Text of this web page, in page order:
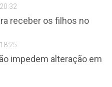
receber os filhos no
impedem alteração em